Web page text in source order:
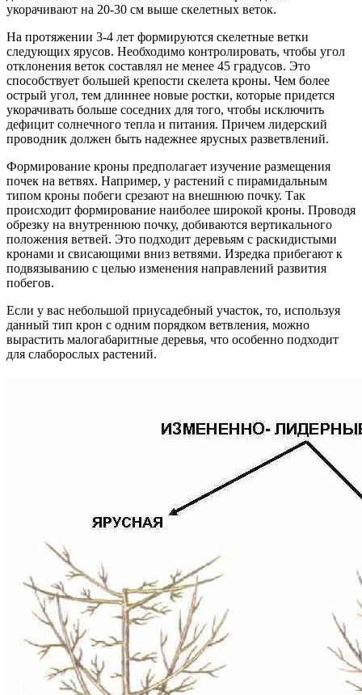
укорачивают на 20-30 см выше скелетных веток.
На протяжении 3-4 лет формируются скелетные ветки
следующих ярусов. Необходимо контролировать, чтобы угол
отклонения веток составлял не менее 45 градусов. Это
способствует большей крепости скелета кроны. Чем более
острый угол, тем длиннее новые ростки, которые придется
укорачивать больше соседних для того, чтобы исключить
дефицит солнечного тепла и питания. Причем лидерский
проводник должен быть надежнее ярусных разветвлений.
Формирование кроны предполагает изучение размещения
почек на ветвях. Например, у растений с пирамидальным
типом кроны побеги срезают на внешнюю почку. Так
происходит формирование наиболее широкой кроны. Проводя
обрезку на внутреннюю почку, добиваются вертикального
положения ветвей. Это подходит деревьям с раскидистыми
кронами и свисающими вниз ветвями. Изредка прибегают к
подвязыванию с целью изменения направлений развития
побегов.
Если у вас небольшой приусадебный участок, то, используя
данный тип крон с одним порядком ветвления, можно
вырастить малогабаритные деревья, что особенно подходит
для слаборослых растений.